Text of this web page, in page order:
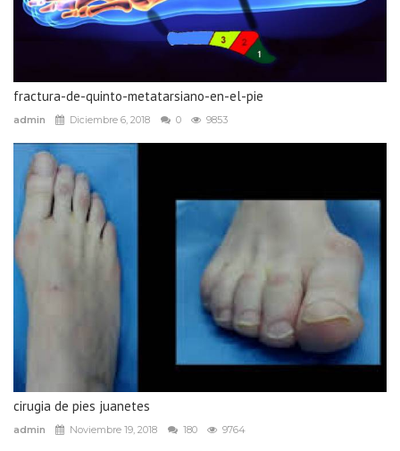
fractura-de-quinto-metatarsiano-en-el-pie
admin Diciembre 6, 2018 0 9853
cirugia de pies juanetes
admin Noviembre 19, 2018 180 9764